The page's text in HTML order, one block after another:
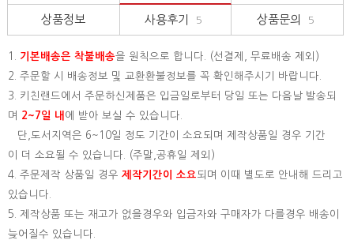
상품정보 사용후기 5 상품문의 5
1. 기본배송은 착불배송을 원칙으로 합니다. (선결제, 무료배송 제외)
2. 주문할 시 배송정보 및 교환환불정보를 꼭 확인해주시기 바랍니다.
3. 키친랜드에서 주문하신제품은 입금일로부터 당일 또는 다음날 발송되
며
2~7일 내 에 받아 보실 수 있습니다.
단,도서지역은 6~10일 정도 기간이 소요되며 제작상품일 경우 기간
이 더 소요될 수 있습니다. (주말,공휴일 제외)
4. 주문제작 상품일 경우 제작기간이 소요되며 이때 별도로 안내해 드리고
있습니다.
5. 제작상품 또는 재고가 없을경우와 입금자와 구매자가 다를경우 배송이
늦어질수 있습니다.